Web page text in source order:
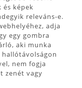
és képek
releváns-e.
adja
egy gombra
aki munka
nem fogja
zenét vagy